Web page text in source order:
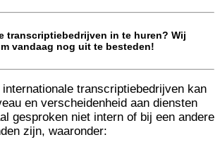
transcriptiebedrijven in te huren? Wij
vandaag nog uit te besteden!
transcriptiebedrijven kan
en verscheidenheid aan diensten
gesproken niet intern of bij een andere
zijn, waaronder: